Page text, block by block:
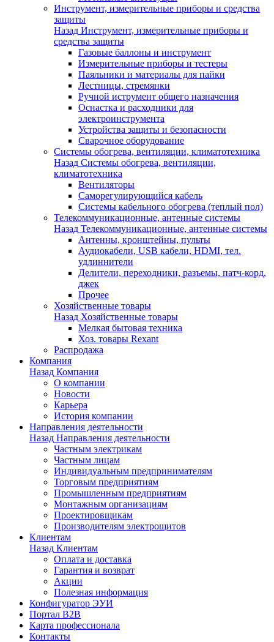
Инструмент, измерительные приборы и средства
защиты
Назад Инструмент, измерительные приборы и
средства защиты
Газовые баллоны и инструмент
Измерительные приборы и тестеры
Паяльники и материалы для пайки
Лестницы, стремянки
Ручной иструмент общего назначения
Оснастка и расходники для
электроинструмента
Устройства защиты и безопасности
Сварочное оборудование
Системы обогрева, вентиляции, климатотехника
Назад Системы обогрева, вентиляции,
климатотехника
Вентиляторы
Саморегулирующийся кабель
Системы кабельного обогрева (теплый пол)
Телекоммуникационные, антенные системы
Назад Телекоммуникационные, антенные системы
Антенны, кронштейны, пульты
Аудиокабели, USB кабели, HDMI, тел.
удлиннители
Делители, переходники, разъемы, патч-корд,
джек
Прочее
Хозяйственные товары
Назад Хозяйственные товары
Мелкая бытовая техника
Хоз. товары Rexant
Распродажа
Компания
Назад Компания
О компании
Новости
Карьера
История компании
Направления деятельности
Назад Направления деятельности
Частным электрикам
Частным лицам
Индивидуальным предпринимателям
Торговым предприятиям
Промышленным предприятиям
Монтажным организациям
Проектировщикам
Производителям электрощитов
Клиентам
Назад Клиентам
Оплата и доставка
Гарантия и возврат
Акции
Полезная информация
Конфигуратор ЭУИ
Портал B2B
Карта профессионала
Контакты